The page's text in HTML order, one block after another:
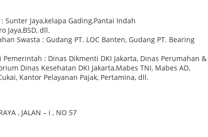
Jaya,kelapa Gading,Pantai Indah
Jaya,BSD, dll.
Swasta : Gudang PT. LOC Banten, Gudang PT. Bearing
: Dinas Dikmenti DKI Jakarta, Dinas Perumahan &
Dinas Kesehatan DKI Jakarta,Mabes TNI, Mabes AD,
Kantor Pelayanan Pajak, Pertamina, dll.
, JALAN – i , NO 57